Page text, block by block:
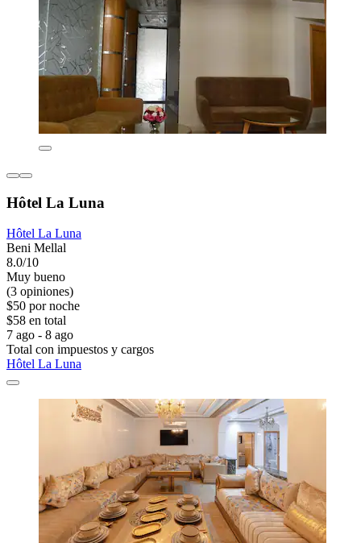
Hôtel La Luna
Hôtel La Luna
Beni Mellal
8.0/10
Muy bueno
(3 opiniones)
$50 por noche
$58 en total
7 ago - 8 ago
Total con impuestos y cargos
Hôtel La Luna